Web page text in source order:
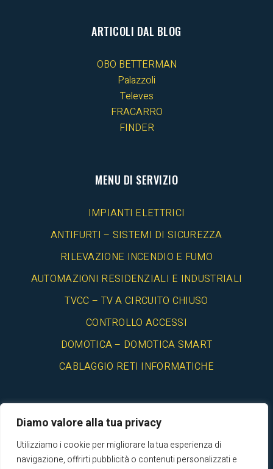
Diamo valore alla tua privacy
Utilizziamo i cookie per migliorare la tua esperienza di
navigazione, offrirti pubblicità o contenuti personalizzati e
ARTICOLI DAL BLOG
OBO BETTERMAN
Palazzoli
Televes
FRACARRO
FINDER
MENU DI SERVIZIO
IMPIANTI ELETTRICI
ANTIFURTI – SISTEMI DI SICUREZZA
RILEVAZIONE INCENDIO E FUMO
AUTOMAZIONI RESIDENZIALI E INDUSTRIALI
TVCC – TV A CIRCUITO CHIUSO
CONTROLLO ACCESSI
DOMOTICA – DOMOTICA SMART
CABLAGGIO RETI INFORMATICHE
© 2025 Elettro Liguria Srl - Impianti elettrici Genova- P.iva